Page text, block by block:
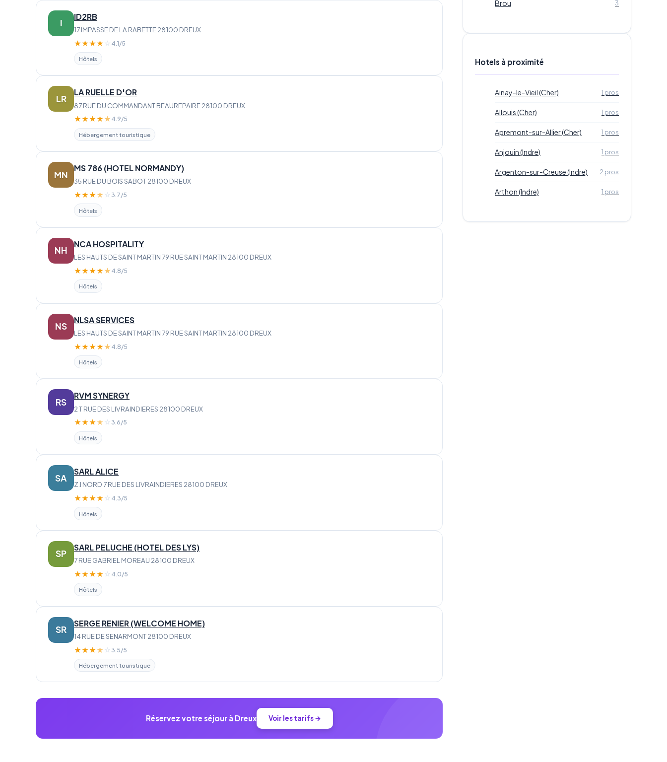
I
ID2RB
17 IMPASSE DE LA RABETTE 28100 DREUX
★★★★ ☆ 4.1/5
Hôtels
LR
LA RUELLE D'OR
87 RUE DU COMMANDANT BEAUREPAIRE 28100 DREUX
★★★★★ 4.9/5
Hébergement touristique
MN
MS 786 (HOTEL NORMANDY)
35 RUE DU BOIS SABOT 28100 DREUX
★★★★ ☆ 3.7/5
Hôtels
NH
NCA HOSPITALITY
LES HAUTS DE SAINT MARTIN 79 RUE SAINT MARTIN 28100 DREUX
★★★★★ 4.8/5
Hôtels
NS
NLSA SERVICES
LES HAUTS DE SAINT MARTIN 79 RUE SAINT MARTIN 28100 DREUX
★★★★★ 4.8/5
Hôtels
RS
RVM SYNERGY
2 T RUE DES LIVRAINDIERES 28100 DREUX
★★★★ ☆ 3.6/5
Hôtels
SA
SARL ALICE
Z.I NORD 7 RUE DES LIVRAINDIERES 28100 DREUX
★★★★ ☆ 4.3/5
Hôtels
SP
SARL PELUCHE (HOTEL DES LYS)
7 RUE GABRIEL MOREAU 28100 DREUX
★★★★ ☆ 4.0/5
Hôtels
SR
SERGE RENIER (WELCOME HOME)
14 RUE DE SENARMONT 28100 DREUX
★★★★ ☆ 3.5/5
Hébergement touristique
Réservez votre séjour à Dreux Voir les tarifs →
Brou 3
Hotels à proximité
Ainay-le-Vieil (Cher) 1 pros
Allouis (Cher) 1 pros
Apremont-sur-Allier (Cher) 1 pros
Anjouin (Indre) 1 pros
Argenton-sur-Creuse (Indre) 2 pros
Arthon (Indre) 1 pros